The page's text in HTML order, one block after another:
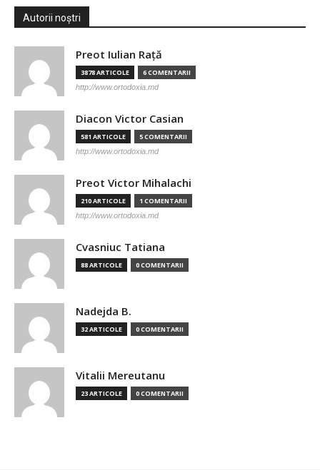
Autorii noștri
Preot Iulian Raţă
3878 ARTICOLE 6 COMENTARII
http://www.ortodoxia.md
Diacon Victor Casian
581 ARTICOLE 5 COMENTARII
http://www.ortodoxia.md
Preot Victor Mihalachi
210 ARTICOLE 1 COMENTARII
http://www.ortodoxia.md
Cvasniuc Tatiana
88 ARTICOLE 0 COMENTARII
Nadejda B.
32 ARTICOLE 0 COMENTARII
Vitalii Mereutanu
23 ARTICOLE 0 COMENTARII